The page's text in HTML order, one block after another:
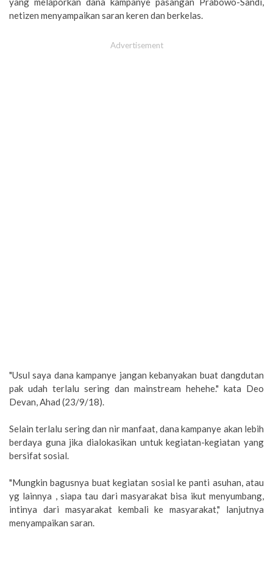
netizen menyampaikan saran keren dan berkelas.
Advertisement
"Usul saya dana kampanye jangan kebanyakan buat dangdutan
pak udah terlalu sering dan mainstream hehehe." kata Deo
Devan, Ahad (23/9/18).
Selain terlalu sering dan nir manfaat, dana kampanye akan lebih
berdaya guna jika dialokasikan untuk kegiatan-kegiatan yang
bersifat sosial.
"Mungkin bagusnya buat kegiatan sosial ke panti asuhan, atau
yg lainnya , siapa tau dari masyarakat bisa ikut menyumbang,
intinya dari masyarakat kembali ke masyarakat," lanjutnya
menyampaikan saran.